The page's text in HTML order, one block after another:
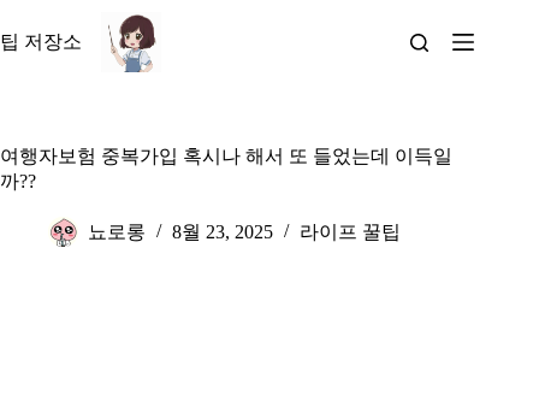
문
뛰
기
팁 저장소
여행자보험 중복가입 혹시나 해서 또 들었는데 이득일
까??
뇨로롱 8월 23, 2025 라이프 꿀팁